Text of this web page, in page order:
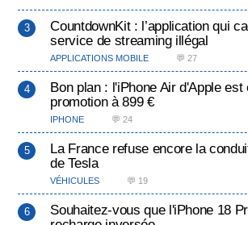
CountdownKit : l’application qui
service de streaming illégal
APPLICATIONS MOBILE 💬 27
Bon plan : l'iPhone Air d'Apple est
promotion à 899 €
IPHONE 💬 24
La France refuse encore la
de Tesla
VÉHICULES 💬 19
Souhaitez-vous que l'iPhone 18